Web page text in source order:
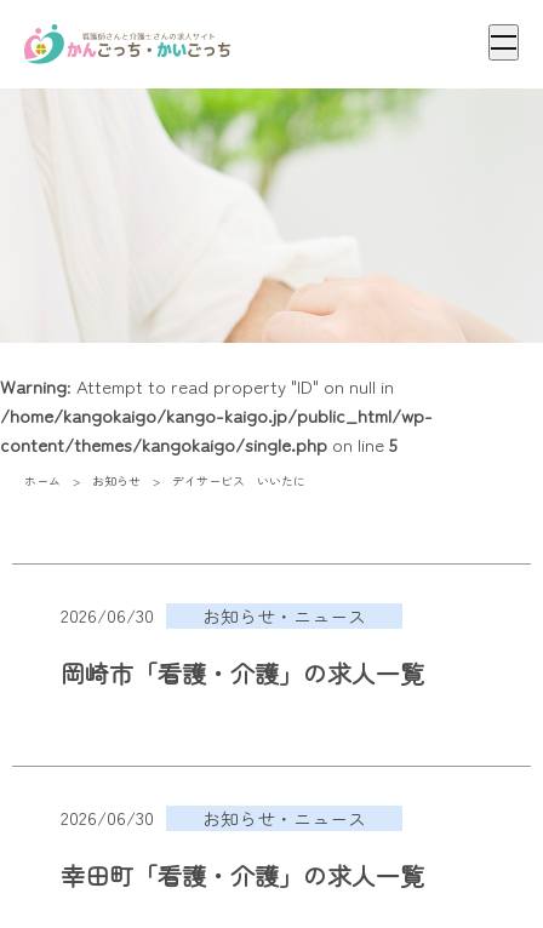
メニ
Warning: Attempt to read property "ID" on null in
/home/kangokaigo/kango-kaigo.jp/public_html/wp-
content/themes/kangokaigo/single.php on line5
ホーム お知らせ デイサービス いいたに
2026/06/30 お知らせ・ニュース
岡崎市「看護・介護」の求人一覧
2026/06/30 お知らせ・ニュース
幸田町「看護・介護」の求人一覧